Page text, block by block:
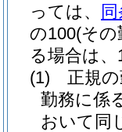
っては、
の100(その
る場合は
(1)
正規
勤務に係
おいて同